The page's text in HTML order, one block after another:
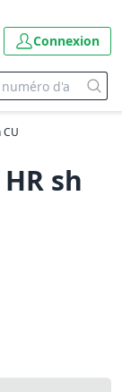
Connexion
sh